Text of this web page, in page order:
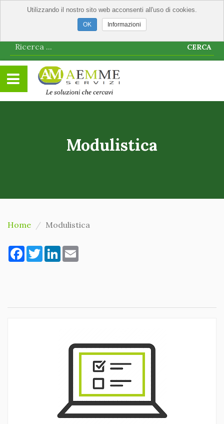
CERCA
Modulistica
Home Modulistica
Facebook
TwitterLinkedIn
Utilizzando il nostro sito web acconsenti all'uso di cookies.
Informazioni